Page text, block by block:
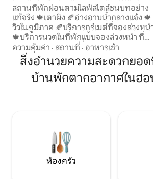
บนภูเขา
สถานที่พักผ่อนตามไลฟ์สไตล์ชนบทอย่าง
แท้จริง 🍁เตาผิง 🍂อ่างอาบน้ำกลางแจ้ง 🍁
วิวในภูมิภาค 🍂บริการกูร์เมต์ที่จองล่วงหน้
🍁บริการนวดในที่พักแบบจองล่วงหน้า ที่พัก
คอทเทจสไตล์ชนบทที่เต็มไปด้วยงานศิลปะ
แห่งนี้ตั้งอยู่บนยอดเขา และเปิดโอกาสให้
คุณได้สัมผัสวิถีชีวิตบนภูเขาในแบบที่ไม่
เหมือนใคร เชิญมาพักผ่อนอย่างอบอุ่นใน
ช่วงกลางสัปดาห์หรือช่วงสุดสัปดาห์ ล้อม
ผสมผสานความสะดวกสบาย เอกลักษณ์วิน
เทจ และเสน่ห์แบบชนบท
ความคุ้มค่า · สถานที่ · อาหารเช้า
สิ่งอำนวยความสะดวกยอ
บ้านพักตากอากาศในฮอ
ห้องครัว